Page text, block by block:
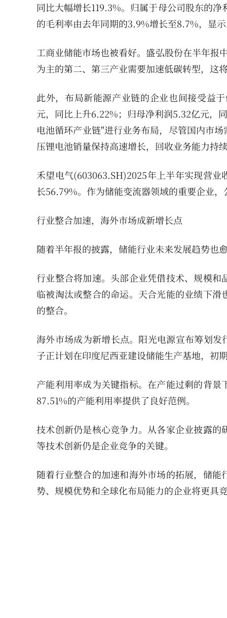
同比大幅增长119.3%。归属于母公司股东的
的毛利率由去年同期的3.9%增长至8.7%，显
工商业储能市场也被看好。盛弘股份在半年报
为主的第二、第三产业需要加速低碳转型，这
此外，布局新能源产业链的企业也间接受益
元，同比上升6.22%；归母净利润5.32亿元，
电池循环产业链"进行业务布局，尽管国内市
压锂电池销量保持高速增长，回收业务能力持
禾望电气(603063.SH)2025年上半年实现营
长56.79%。作为储能变流器领域的重要企业
行业整合加速，海外市场成新增长点
随着半年报的披露，储能行业未来发展趋势也
行业整合将加速。头部企业凭借技术、规模
临被淘汰或整合的命运。天合光能的业绩下
的整合。
海外市场成为新增长点。阳光电源宣布筹划
子正计划在印度尼西亚建设储能生产基地，初
产能利用率成为关键指标。在产能过剩的背
87.51%的产能利用率提供了良好范例。
技术创新仍是核心竞争力。从各家企业披露
等技术创新仍是企业竞争的关键。
随着行业整合的加速和海外市场的拓展，储
势、规模优势和全球化布局能力的企业将更具